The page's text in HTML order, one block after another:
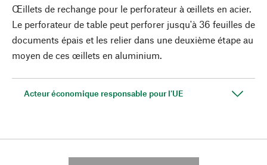
Œillets de rechange pour le perforateur à œillets en acier.
Le perforateur de table peut perforer jusqu'à 36 feuilles de
documents épais et les relier dans une deuxième étape au
moyen de ces œillets en aluminium.
Acteur économique responsable pour l'UE